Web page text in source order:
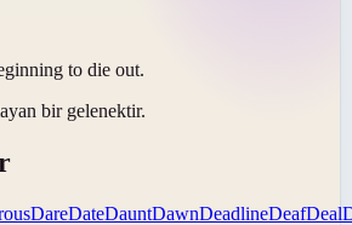
to die out.
bir gelenektir.
DareDateDauntDawnDeadlineDeafDeal